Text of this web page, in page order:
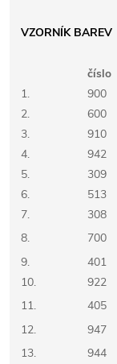
VZORNÍK BAREV
číslo
1.
900
2.
600
3.
910
4.
942
5.
309
6.
513
7.
308
8.
700
9.
401
10.
922
11.
405
12.
947
13.
944